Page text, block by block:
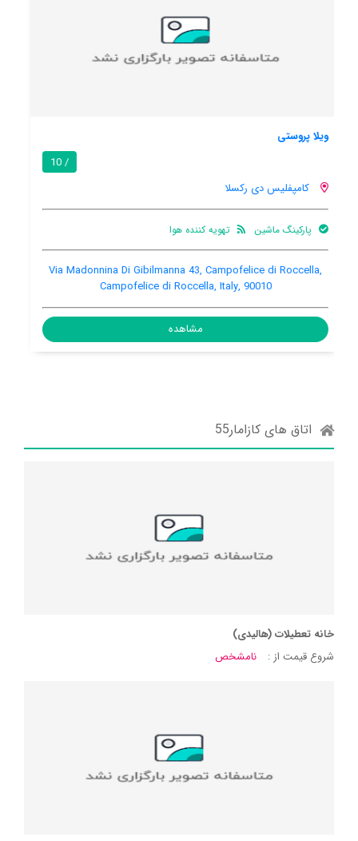
کازامار55
/ 10
کامپفلیس دی رکسلا
هنوز اطلاعات کاملی توسط کاربران اعلام نشده است
Via dei Normanni 38, Campofelice di Roccella, Campofelice
di Roccella, Italy, 90010
مشاهده
اتاق های کازامار55
خانه تعطیلات (هالیدی)
شروع قیمت از :
نامشخص